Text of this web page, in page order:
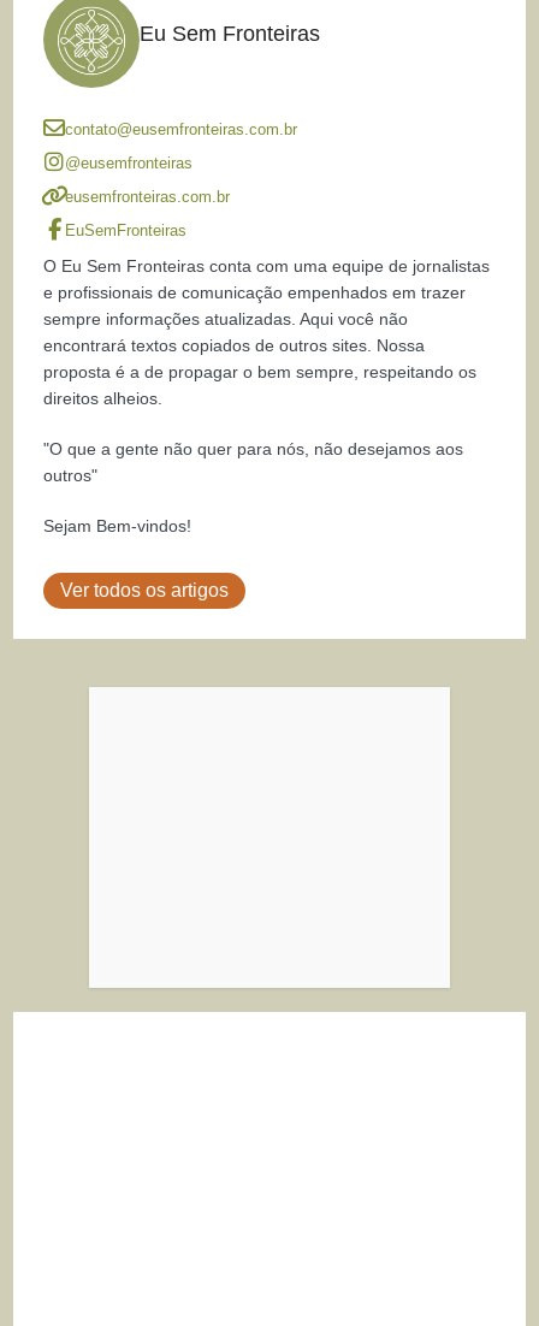
Eu Sem Fronteiras
contato@eusemfronteiras.com.br
@eusemfronteiras
eusemfronteiras.com.br
EuSemFronteiras
O Eu Sem Fronteiras conta com uma equipe de jornalistas
e profissionais de comunicação empenhados em trazer
sempre informações atualizadas. Aqui você não
encontrará textos copiados de outros sites. Nossa
proposta é a de propagar o bem sempre, respeitando os
direitos alheios.
"O que a gente não quer para nós, não desejamos aos
outros"
Sejam Bem-vindos!
Ver todos os artigos